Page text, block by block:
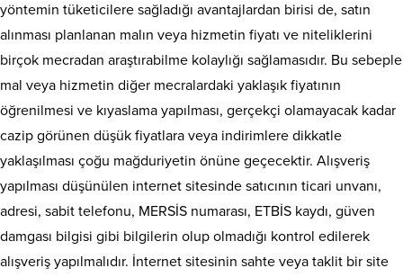
yöntemin tüketicilere sağladığı avantajlardan birisi de, satın
alınması planlanan malın veya hizmetin fiyatı ve niteliklerini
birçok mecradan araştırabilme kolaylığı sağlamasıdır. Bu sebeple
mal veya hizmetin diğer mecralardaki yaklaşık fiyatının
öğrenilmesi ve kıyaslama yapılması, gerçekçi olamayacak kadar
cazip görünen düşük fiyatlara veya indirimlere dikkatle
yaklaşılması çoğu mağduriyetin önüne geçecektir. Alışveriş
yapılması düşünülen internet sitesinde satıcının ticari unvanı,
adresi, sabit telefonu, MERSİS numarası, ETBİS kaydı, güven
damgası bilgisi gibi bilgilerin olup olmadığı kontrol edilerek
alışveriş yapılmalıdır. İnternet sitesinin sahte veya taklit bir site